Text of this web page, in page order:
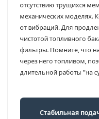
отсутствию трущихся
механических моделях.
от вибраций. Для
чистотой топливного
фильтры. Помните, что
через него топливом,
длительной работы "на
Стабильная